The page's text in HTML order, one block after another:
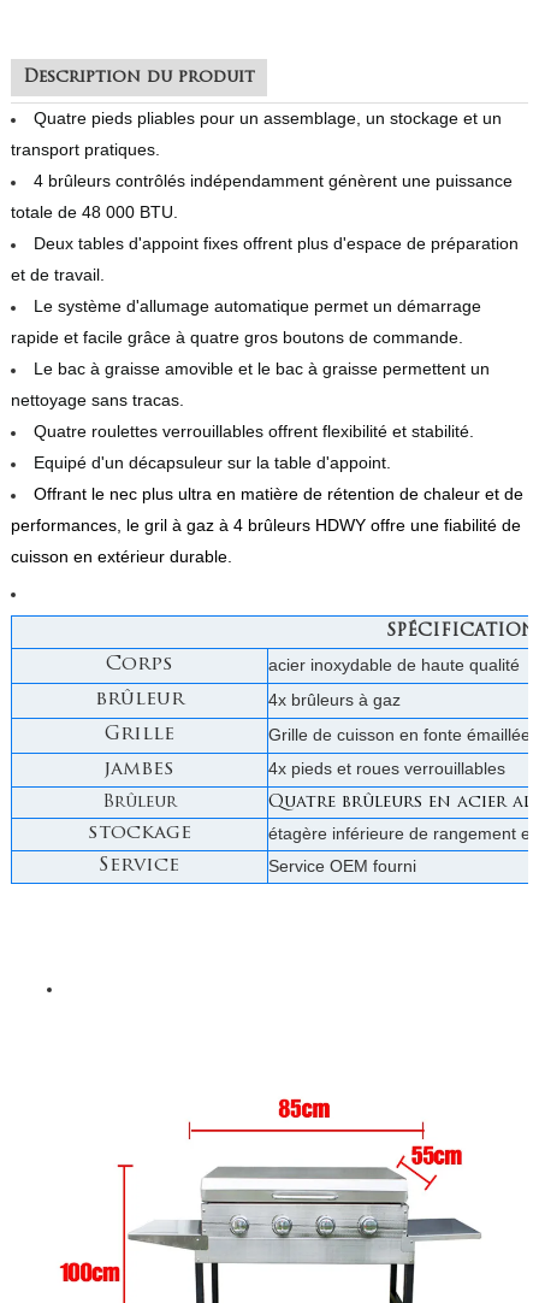
Description du produit
Quatre pieds pliables pour un assemblage, un stockage et un
transport pratiques.
4 brûleurs contrôlés indépendamment génèrent une puissance
totale de 48 000 BTU.
Deux tables d'appoint fixes offrent plus d'espace de préparation
et de travail.
Le système d'allumage automatique permet un démarrage
rapide et facile grâce à quatre gros boutons de commande.
Le bac à graisse amovible et le bac à graisse permettent un
nettoyage sans tracas.
Quatre roulettes verrouillables offrent flexibilité et stabilité.
Equipé d'un décapsuleur sur la table d'appoint.
Offrant le nec plus ultra en matière de rétention de chaleur et de
performances, le gril à gaz à 4 brûleurs HDWY offre une fiabilité de
cuisson en extérieur durable.
SPÉCIFICATION
Corps
acier inoxydable de haute qualité
brûleur
4x brûleurs à gaz
Grille
Grille de cuisson en fonte émaillée
jambes
4x pieds et roues verrouillables
Brûleur Quatre brûleurs en acier
stockage
étagère inférieure de rangement
Service
Service OEM fourni